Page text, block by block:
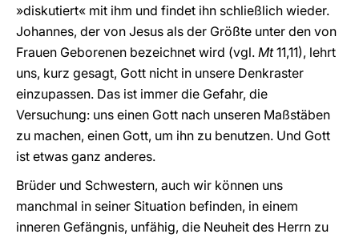
»diskutiert« mit ihm und findet ihn schließlich wieder.
Johannes, der von Jesus als der Größte unter den von
Frauen Geborenen bezeichnet wird (vgl. Mt11,11), lehrt
uns, kurz gesagt, Gott nicht in unsere Denkraster
einzupassen. Das ist immer die Gefahr, die
Versuchung: uns einen Gott nach unseren Maßstäben
zu machen, einen Gott, um ihn zu benutzen. Und Gott
ist etwas ganz anderes.
Brüder und Schwestern, auch wir können uns
manchmal in seiner Situation befinden, in einem
inneren Gefängnis, unfähig, die Neuheit des Herrn zu